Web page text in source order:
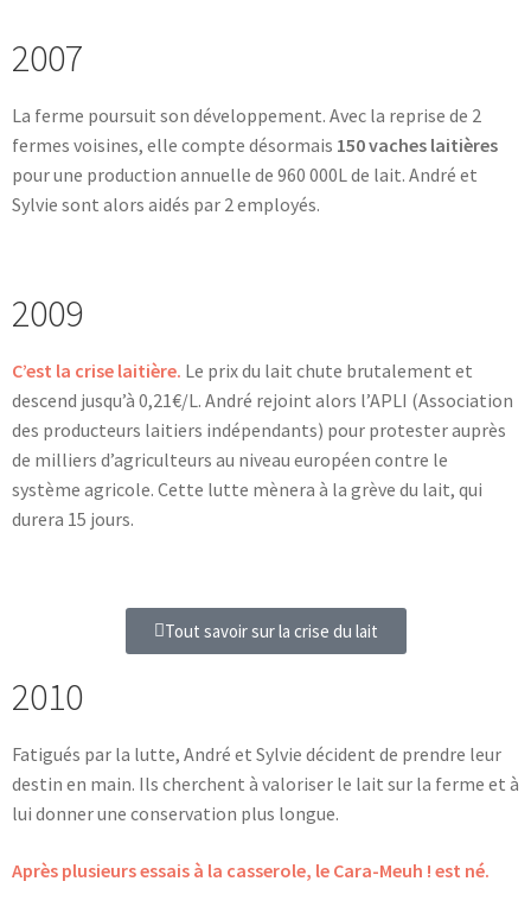
2007
La ferme poursuit son développement. Avec la reprise de 2
fermes voisines, elle compte désormais 150 vaches laitières
pour une production annuelle de 960 000L de lait. André et
Sylvie sont alors aidés par 2 employés.
2009
C’est la crise laitière. Le prix du lait chute brutalement et
descend jusqu’à 0,21€/L. André rejoint alors l’APLI (Association
des producteurs laitiers indépendants) pour protester auprès
de milliers d’agriculteurs au niveau européen contre le
système agricole. Cette lutte mènera à la grève du lait, qui
durera 15 jours.
Tout savoir sur la crise du lait
2010
Fatigués par la lutte, André et Sylvie décident de prendre leur
destin en main. Ils cherchent à valoriser le lait sur la ferme et à
lui donner une conservation plus longue.
Après plusieurs essais à la casserole, le Cara-Meuh ! est né.